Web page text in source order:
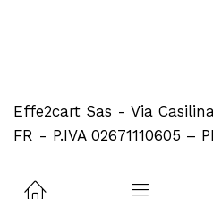
Effe2cart Sas - Via
FR - P.IVA 02671110605 –